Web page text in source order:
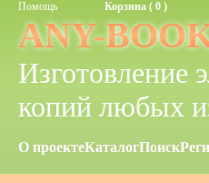
Помощь Корзина ( 0 )
ANY-
Изготовление
копий любых
О проектеКаталогПоиск